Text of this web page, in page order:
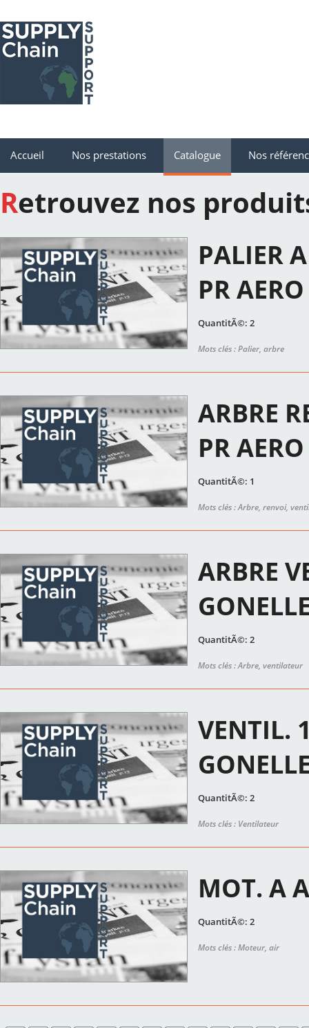
Accueil Nos prestations Catalogue Nos
Retrouvez nos
PALIER
PR AERO
QuantitÃ©: 2
Mots clés : Palier, arbre
ARBRE
PR
QuantitÃ©: 1
Mots clés : Arbre, renvoi,
ARBRE
QuantitÃ©: 2
Mots clés : Arbre, ventilateur
VENTIL.
QuantitÃ©: 2
Mots clés : Ventilateur
MOT. A
QuantitÃ©: 2
Mots clés : Moteur, air